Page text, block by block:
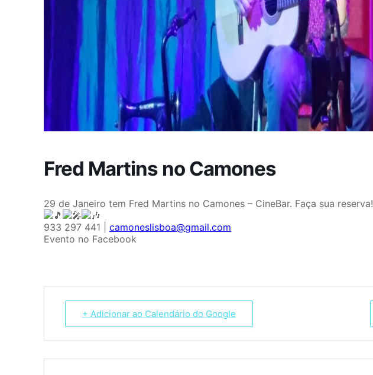
Fred Martins no Camones
29 de Janeiro tem Fred Martins no Camones – CineBar. Faça sua reserva!
933 297 441 | camoneslisboa@gmail.com
Evento no Facebook
+ Adicionar ao Calendário do Google